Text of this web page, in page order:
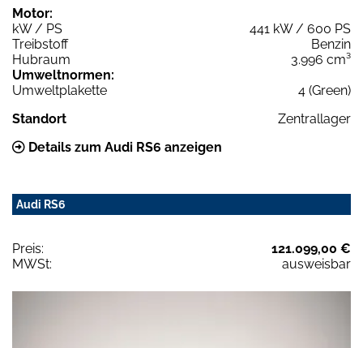
Motor:
kW / PS
441 kW / 600 PS
Treibstoff
Benzin
Hubraum
3.996 cm³
Umweltnormen:
Umweltplakette
4 (Green)
Standort
Zentrallager
Details zum Audi RS6 anzeigen
Audi RS6
Preis:
121.099,00 €
MWSt:
ausweisbar